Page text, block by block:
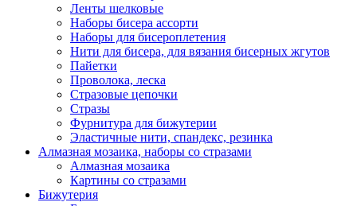
Ленты шелковые
Наборы бисера ассорти
Наборы для бисероплетения
Нити для бисера, для вязания бисерных жгутов
Пайетки
Проволока, леска
Стразовые цепочки
Стразы
Фурнитура для бижутерии
Эластичные нити, спандекс, резинка
Алмазная мозаика, наборы со стразами
Алмазная мозаика
Картины co стразами
Бижутерия